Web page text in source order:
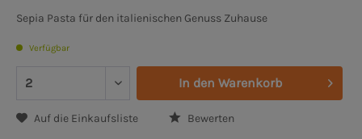
Sepia Pasta für den italienischen Genuss Zuhause
Verfügbar
In den Warenkorb
Auf die Einkaufsliste Bewerten